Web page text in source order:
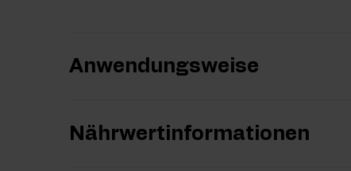
Anwendungsweise
Nährwertinformationen